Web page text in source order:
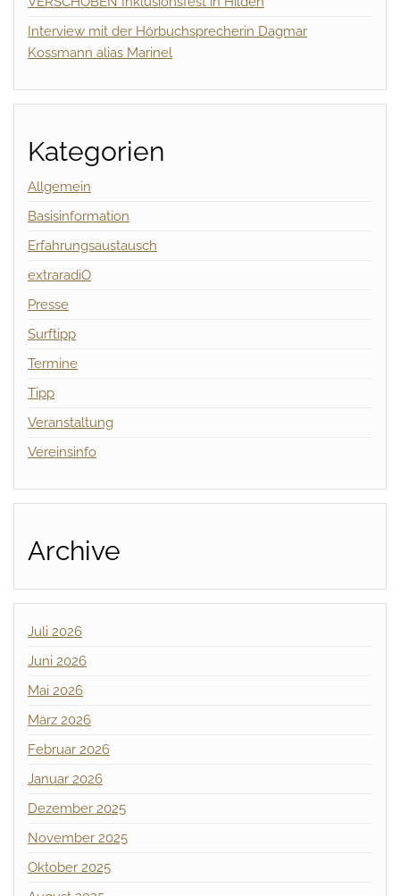
Interview mit der Hörbuchsprecherin Dagmar
Kossmann alias Marinel
Kategorien
Allgemein
Basisinformation
Erfahrungsaustausch
extraradiO
Presse
Surftipp
Termine
Tipp
Veranstaltung
Vereinsinfo
Archive
Juli 2026
Juni 2026
Mai 2026
März 2026
Februar 2026
Januar 2026
Dezember 2025
November 2025
Oktober 2025